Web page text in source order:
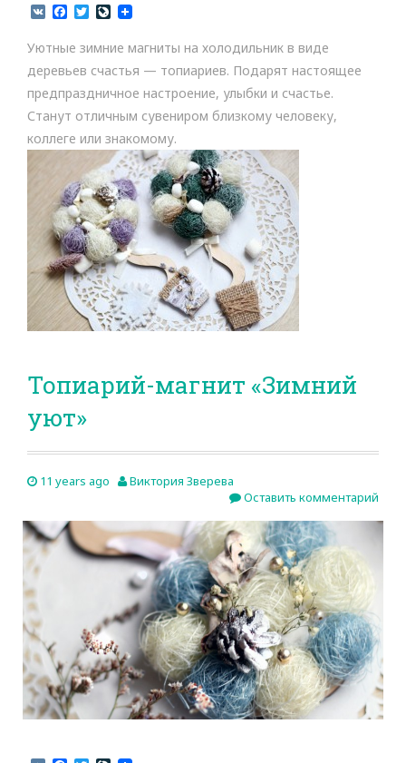
V
K a
c
e
b
o
k
T
w
i
t
t
r
L
v
e
J
u
r
n
a
l
Уютные зимние магниты на холодильник в виде
деревьев счастья — топиариев. Подарят настоящее
предпраздничное настроение, улыбки и счастье.
Станут отличным сувениром близкому человеку,
коллеге или знакомому.
Топиарий-магнит «Зимний
уют»
11 years ago
Виктория Зверева
Оставить комментарий